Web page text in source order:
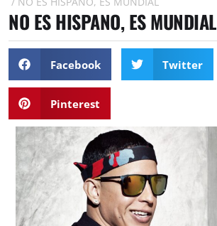
NO ES HISPANO, ES MUNDIAL
Facebook Twitter
Pinterest